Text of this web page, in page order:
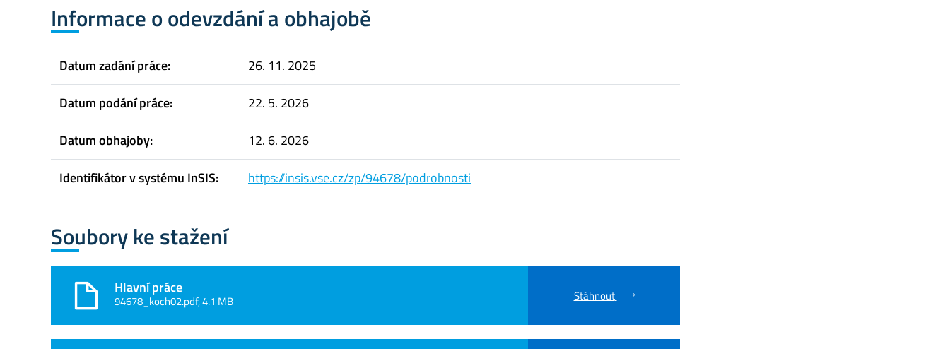
Informace o odevzdání a obhajobě
Datum zadání práce:
26. 11. 2025
Datum podání práce:
22. 5. 2026
Datum obhajoby:
12. 6. 2026
Identifikátor v systému InSIS:
https://insis.vse.cz/zp/94678/podrobnosti
Soubory ke stažení
Hlavní práce
94678_koch02.pdf, 4.1 MB Stáhnout